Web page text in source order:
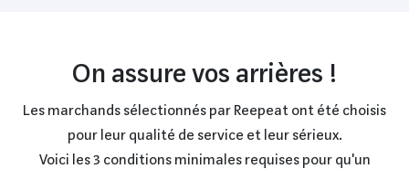
On assure vos arrières !
Les marchands sélectionnés par Reepeat ont été choisis
pour leur qualité de service et leur sérieux.
Voici les 3 conditions minimales requises pour qu'un